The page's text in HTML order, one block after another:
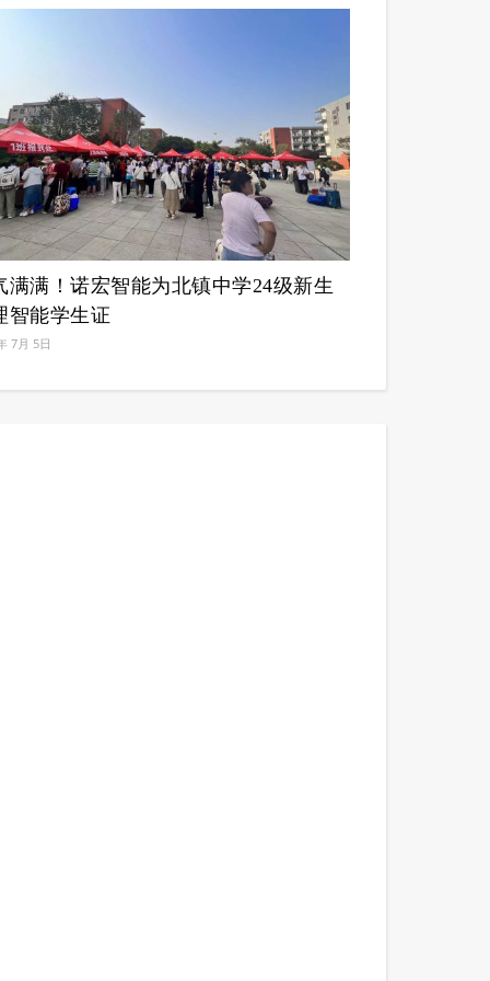
满满！诺宏智能为北镇中学24级新生
智能学生证
7月 5日